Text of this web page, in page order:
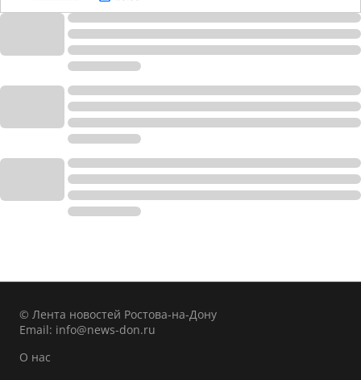
© Лента новостей Ростова-на-Дону
Email: info@news-don.ru
О нас